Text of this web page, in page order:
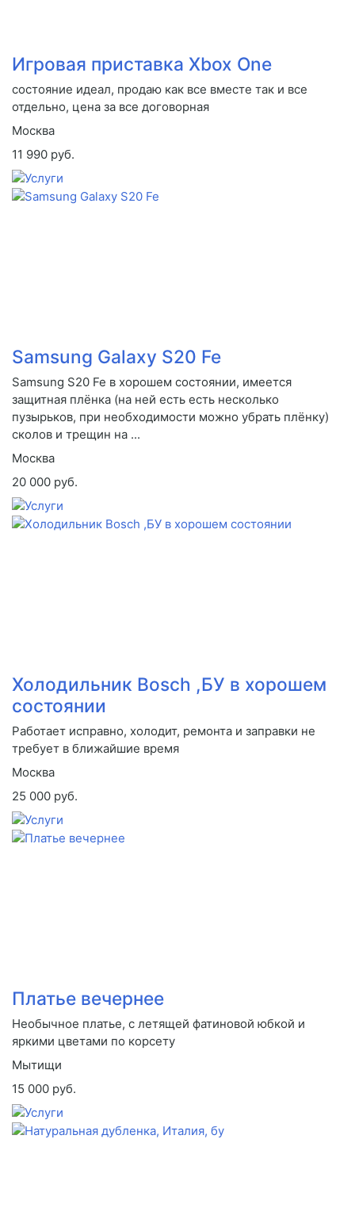
Игровая приставка Xbox One
состояние идеал, продаю как все вместе так и все
отдельно, цена за все договорная
Москва
11 990 руб.
Samsung Galaxy S20 Fe
Samsung S20 Fe в хорошем состоянии, имеется
защитная плёнка (на ней есть есть несколько
пузырьков, при необходимости можно убрать плёнку)
сколов и трещин на ...
Москва
20 000 руб.
Холодильник Bosch ,БУ в хорошем
состоянии
Работает исправно, холодит, ремонта и заправки не
требует в ближайшие время
Москва
25 000 руб.
Платье вечернее
Необычное платье, с летящей фатиновой юбкой и
яркими цветами по корсету
Мытищи
15 000 руб.